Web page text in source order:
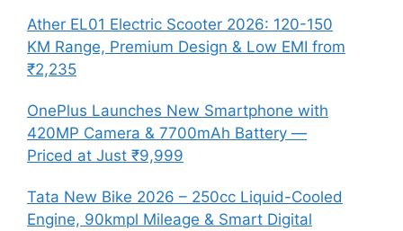
Ather EL01 Electric Scooter 2026: 120-150
KM Range, Premium Design & Low EMI from
₹2,235
OnePlus Launches New Smartphone with
420MP Camera & 7700mAh Battery —
Priced at Just ₹9,999
Tata New Bike 2026 – 250cc Liquid-Cooled
Engine, 90kmpl Mileage & Smart Digital